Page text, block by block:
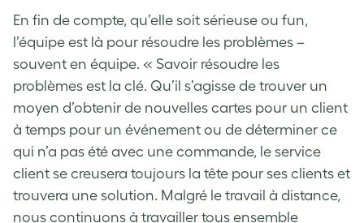
En fin de compte, qu’elle soit sérieuse ou fun,
l’équipe est là pour résoudre les problèmes –
souvent en équipe. « Savoir résoudre les
problèmes est la clé. Qu’il s’agisse de trouver un
moyen d’obtenir de nouvelles cartes pour un client
à temps pour un événement ou de déterminer ce
qui n’a pas été avec une commande, le service
client se creusera toujours la tête pour ses clients et
trouvera une solution. Malgré le travail à distance,
nous continuons à travailler tous ensemble